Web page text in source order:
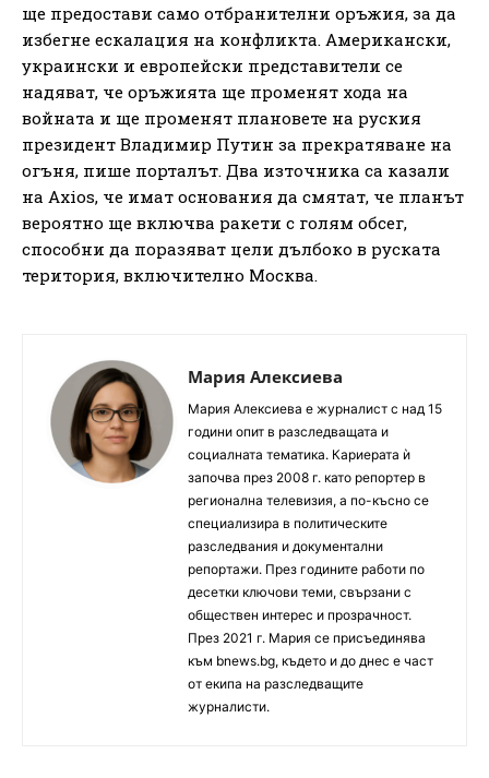
ще предостави само отбранителни оръжия, за да
избегне ескалация на конфликта. Американски,
украински и европейски представители се
надяват, че оръжията ще променят хода на
войната и ще променят плановете на руския
президент Владимир Путин за прекратяване на
огъня, пише порталът. Два източника са казали
на Axios, че имат основания да смятат, че планът
вероятно ще включва ракети с голям обсег,
способни да поразяват цели дълбоко в руската
територия, включително Москва.
Мария Алексиева
Мария Алексиева е журналист с над 15
години опит в разследващата и
социалната тематика. Кариерата ѝ
започва през 2008 г. като репортер в
регионална телевизия, а по-късно се
специализира в политическите
разследвания и документални
репортажи. През годините работи по
десетки ключови теми, свързани с
обществен интерес и прозрачност.
През 2021 г. Мария се присъединява
към bnews.bg, където и до днес е част
от екипа на разследващите
журналисти.